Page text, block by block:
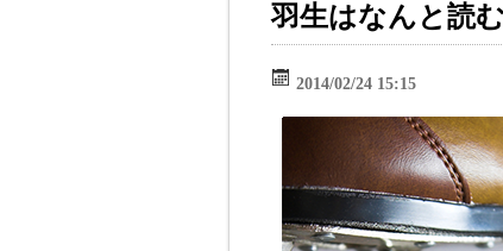
羽生はなんと読
2014/02/24 15:15